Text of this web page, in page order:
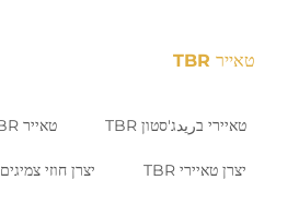
טאייר TBR
טאיירי בريدג'סטון TBR טאייר TBR
יצרן טאיירי TBR יצרן חוזי צמיגים TBR